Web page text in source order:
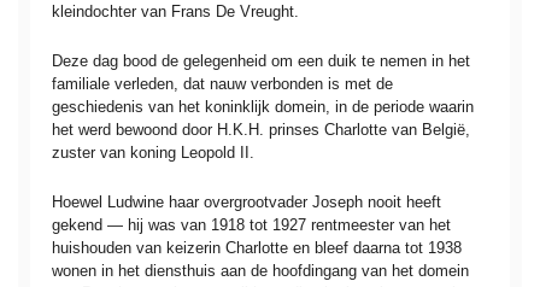
kleindochter van Frans De Vreught.
Deze dag bood de gelegenheid om een duik te nemen in het
familiale verleden, dat nauw verbonden is met de
geschiedenis van het koninklijk domein, in de periode waarin
het werd bewoond door H.K.H. prinses Charlotte van België,
zuster van koning Leopold II.
Hoewel Ludwine haar overgrootvader Joseph nooit heeft
gekend — hij was van 1918 tot 1927 rentmeester van het
huishouden van keizerin Charlotte en bleef daarna tot 1938
wonen in het diensthuis aan de hoofdingang van het domein